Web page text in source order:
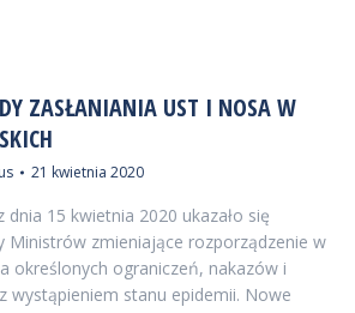
ZASŁANIANIA UST I NOSA W
21 kwietnia 2020
dnia 15 kwietnia 2020 ukazało się
Ministrów zmieniające rozporządzenie w
określonych ograniczeń, nakazów i
wystąpieniem stanu epidemii. Nowe